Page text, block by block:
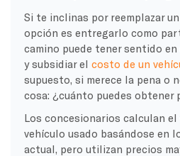
Si te inclinas por reemplazar
opción es entregarlo como
camino puede tener sentido
y subsidiar el costo de un
supuesto, si merece la pena o
cosa: ¿cuánto puedes obtener
Los concesionarios calculan
vehículo usado basándose en
actual, pero utilizan precios